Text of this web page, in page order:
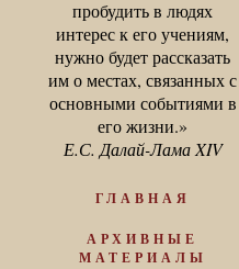
пробудить в людях
интерес к его учениям,
нужно будет рассказать
им о местах, связанных с
основными событиями в
его жизни.»
Е.С. Далай-Лама XIV
ГЛАВНАЯ
АРХИВНЫЕ
МАТЕРИАЛЫ